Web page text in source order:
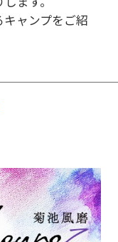
ャンプをご紹